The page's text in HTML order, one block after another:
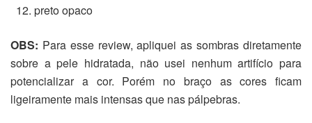
preto opaco
OBS: Para esse review, apliquei as sombras diretamente
sobre a pele hidratada, não usei nenhum artifício para
potencializar a cor. Porém no braço as cores ficam
ligeiramente mais intensas que nas pálpebras.